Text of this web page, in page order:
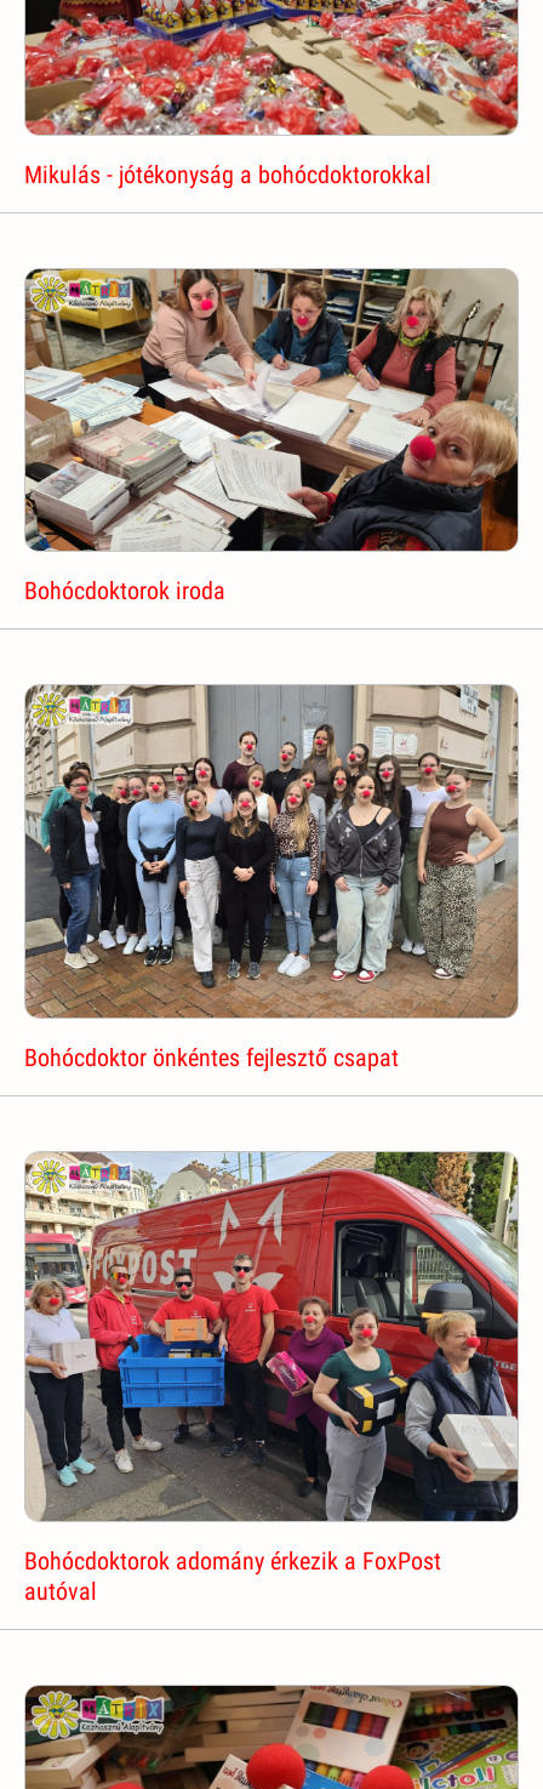
Mikulás - jótékonyság a bohócdoktorokkal
Bohócdoktorok iroda
Bohócdoktor önkéntes fejlesztő csapat
Bohócdoktorok adomány érkezik a FoxPost
autóval